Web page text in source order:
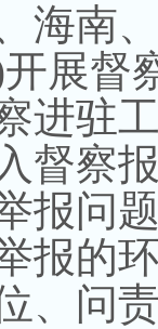
海南
展督
进驻
督察
报问
报的
、问